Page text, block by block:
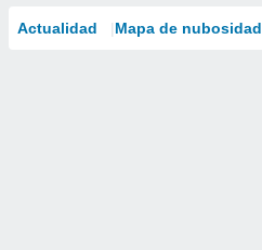
Actualidad Mapa de nubosidad